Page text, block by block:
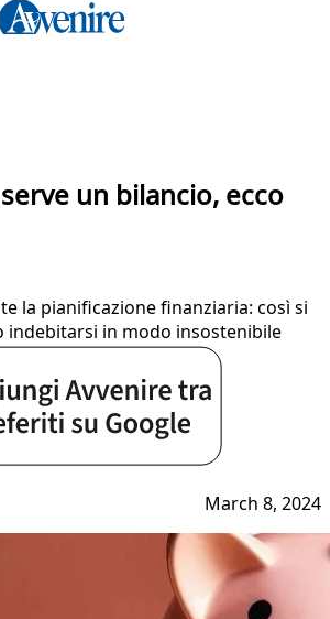
un bilancio, ecco
la pianificazione finanziaria: così si
indebitarsi in modo insostenibile
March 8, 2024